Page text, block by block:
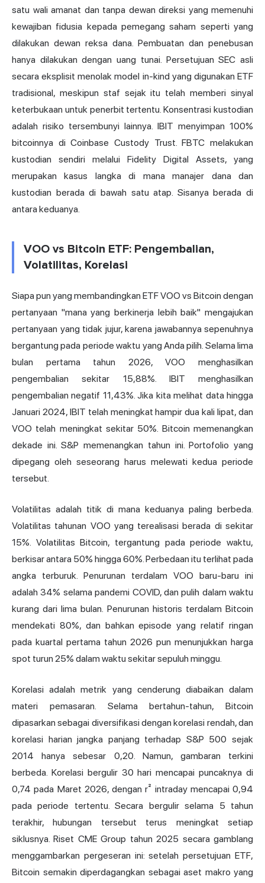
satu wali amanat dan tanpa dewan direksi yang memenuhi
kewajiban fidusia kepada pemegang saham seperti yang
dilakukan dewan reksa dana. Pembuatan dan penebusan
hanya dilakukan dengan uang tunai. Persetujuan SEC asli
secara eksplisit menolak model in-kind yang digunakan ETF
tradisional, meskipun staf sejak itu telah memberi sinyal
keterbukaan untuk penerbit tertentu. Konsentrasi kustodian
adalah risiko tersembunyi lainnya. IBIT menyimpan 100%
bitcoinnya di Coinbase Custody Trust. FBTC melakukan
kustodian sendiri melalui Fidelity Digital Assets, yang
merupakan kasus langka di mana manajer dana dan
kustodian berada di bawah satu atap. Sisanya berada di
antara keduanya.
VOO vs Bitcoin ETF: Pengembalian,
Volatilitas, Korelasi
Siapa pun yang membandingkan ETF VOO vs Bitcoin dengan
pertanyaan "mana yang berkinerja lebih baik" mengajukan
pertanyaan yang tidak jujur, karena jawabannya sepenuhnya
bergantung pada periode waktu yang Anda pilih. Selama lima
bulan pertama tahun 2026, VOO menghasilkan
pengembalian sekitar 15,88%. IBIT menghasilkan
pengembalian negatif 11,43%. Jika kita melihat data hingga
Januari 2024, IBIT telah meningkat hampir dua kali lipat, dan
VOO telah meningkat sekitar 50%. Bitcoin memenangkan
dekade ini. S&P memenangkan tahun ini. Portofolio yang
dipegang oleh seseorang harus melewati kedua periode
tersebut.
Volatilitas adalah titik di mana keduanya paling berbeda.
Volatilitas tahunan VOO yang terealisasi berada di sekitar
15%. Volatilitas Bitcoin, tergantung pada periode waktu,
berkisar antara 50% hingga 60%. Perbedaan itu terlihat pada
angka terburuk. Penurunan terdalam VOO baru-baru ini
adalah 34% selama pandemi COVID, dan pulih dalam waktu
kurang dari lima bulan. Penurunan historis terdalam Bitcoin
mendekati 80%, dan bahkan episode yang relatif ringan
pada kuartal pertama tahun 2026 pun menunjukkan harga
spot turun 25% dalam waktu sekitar sepuluh minggu.
Korelasi adalah metrik yang cenderung diabaikan dalam
materi pemasaran. Selama bertahun-tahun, Bitcoin
dipasarkan sebagai diversifikasi dengan korelasi rendah, dan
korelasi harian jangka panjang terhadap S&P 500 sejak
2014 hanya sebesar 0,20. Namun, gambaran terkini
berbeda. Korelasi bergulir 30 hari mencapai puncaknya di
0,74 pada Maret 2026, dengan r² intraday mencapai 0,94
pada periode tertentu. Secara bergulir selama 5 tahun
terakhir, hubungan tersebut terus meningkat setiap
siklusnya. Riset CME Group tahun 2025 secara gamblang
menggambarkan pergeseran ini: setelah persetujuan ETF,
Bitcoin semakin diperdagangkan sebagai aset makro yang